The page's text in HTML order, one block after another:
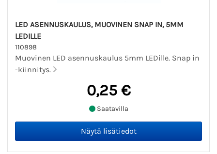
LED ASENNUSKAULUS, MUOVINEN SNAP IN, 5MM
LEDILLE
110898
Muovinen LED asennuskaulus 5mm LEDille. Snap in
-kiinnitys.
0,25 €
Saatavilla